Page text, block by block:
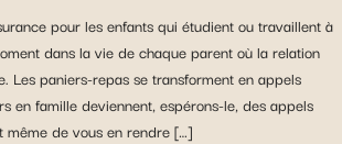
pour les enfants qui étudient ou travaillent à
dans la vie de chaque parent où la relation
Les paniers-repas se transforment en appels
en famille deviennent, espérons-le, des appels
même de vous en rendre […]